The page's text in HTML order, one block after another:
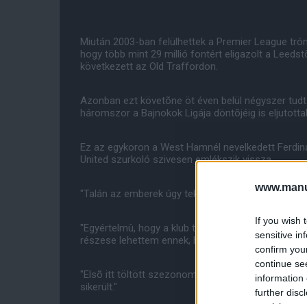
If you wish
sensitive
confirm
continue
information
further
Miután 2003-ban felülhettek a Premier League
hogy több mint 29 millió fontért eligazolt a
következett az Old Traffordon.
Azonban ezt követõne öt éven belül négyszer
háromszor a Bajnokok Ligája döntõjéig is
Ez az egykoron a West Hamnél nevelkedett
United szurkoló szivesen emlékszik vissza.
"Talán az emberek úgy tekintenek vissza erre az
"Egyértelmû, hogy a klub történetének egyik
részese lehettem ennek, hiszen annak az
"Elsõ itt töltött szezonomban bajnokok lettünk,
sikerült."